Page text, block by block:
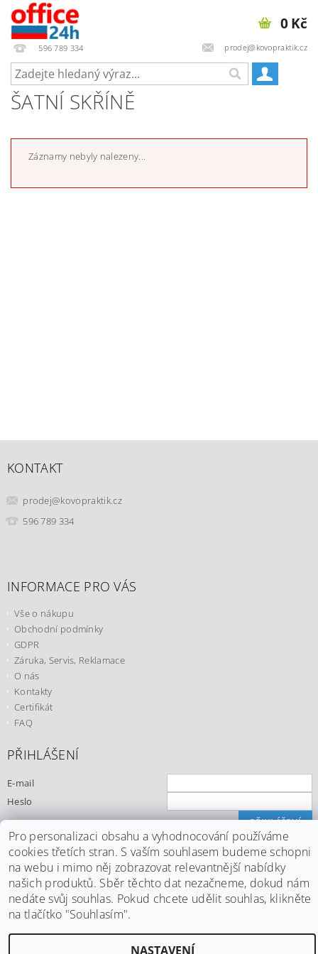
596 789 334 prodej@kovopraktik.cz
0 Kč
ŠATNÍ SKŘÍNĚ
Záznamy nebyly nalezeny...
KONTAKT
prodej@kovopraktik.cz
596 789 334
INFORMACE PRO VÁS
Vše o nákupu
Obchodní podmínky
GDPR
Záruka, Servis, Reklamace
O nás
Kontakty
Certifikát
FAQ
PŘIHLÁŠENÍ
E-mail
Heslo
Registrace
Zapomenuté heslo
Vytvořil Shoptet
Pro personalizaci obsahu a vyhodnocování používáme
cookies třetích stran. S vaším souhlasem budeme schopni
na webu i mimo něj zobrazovat relevantnější nabídky
našich produktů. Sběr těchto dat nezačneme, dokud nám
nedáte svůj souhlas. Pokud chcete udělit souhlas, klikněte
na tlačítko "Souhlasím".
NASTAVENÍ